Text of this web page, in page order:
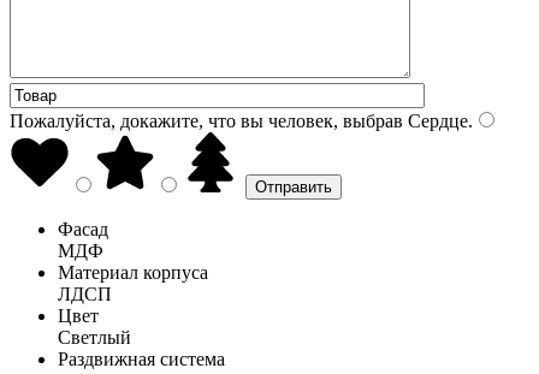
Пожалуйста, докажите, что вы человек, выбрав Сердце.
Фасад
МДФ
Материал корпуса
ЛДСП
Цвет
Светлый
Раздвижная система